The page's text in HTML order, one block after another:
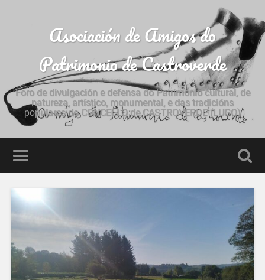
Asociación de Amigos do
Patrimonio de Castroverde
Foro de divulgación e defensa do Patrimonio cultural, de
natureza, artístico, monumental, e das tradicións
populares do CONCELLO de CASTROVERDE (LUGO)